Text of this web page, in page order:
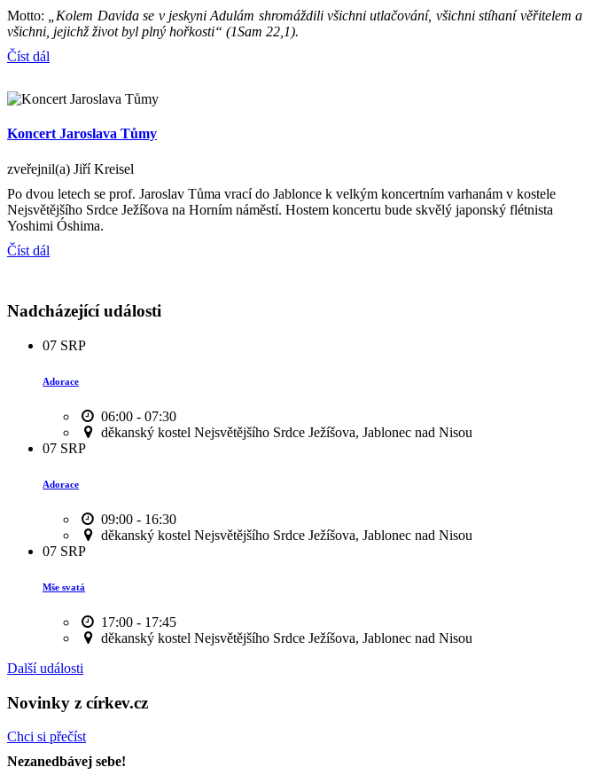
Motto:
„Kolem Davida se v jeskyni Adulám shromáždili všichni utlačování, všichni stíhaní věřitelem a
všichni, jejichž život byl plný hořkosti“ (1Sam 22,1).
Číst dál
Koncert Jaroslava Tůmy
zveřejnil(a) Jiří Kreisel
Po dvou letech se prof. Jaroslav Tůma vrací do Jablonce k velkým koncertním varhanám v kostele
Nejsvětějšího Srdce Ježíšova na Horním náměstí. Hostem koncertu bude skvělý japonský flétnista
Yoshimi Óshima.
Číst dál
Nadcházející události
07 SRP
Adorace
06:00 - 07:30
děkanský kostel Nejsvětějšího Srdce Ježíšova, Jablonec nad Nisou
07 SRP
Adorace
09:00 - 16:30
děkanský kostel Nejsvětějšího Srdce Ježíšova, Jablonec nad Nisou
07 SRP
Mše svatá
17:00 - 17:45
děkanský kostel Nejsvětějšího Srdce Ježíšova, Jablonec nad Nisou
Další události
Novinky z církev.cz
Chci si přečíst
Nezanedbávej sebe!